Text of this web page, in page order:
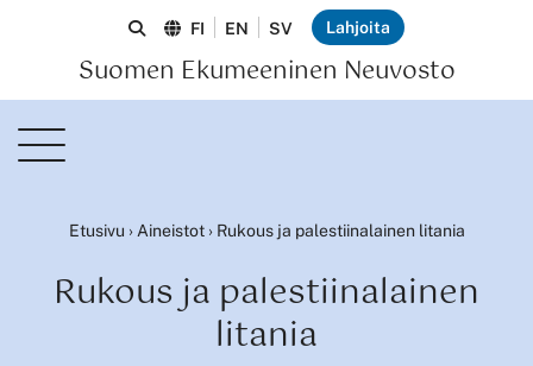
Suomen Ekumeeninen Neuvosto
FI EN SV Lahjoita
Etusivu › Aineistot› Rukous ja palestiinalainen litania
Rukous ja palestiinalainen
litania